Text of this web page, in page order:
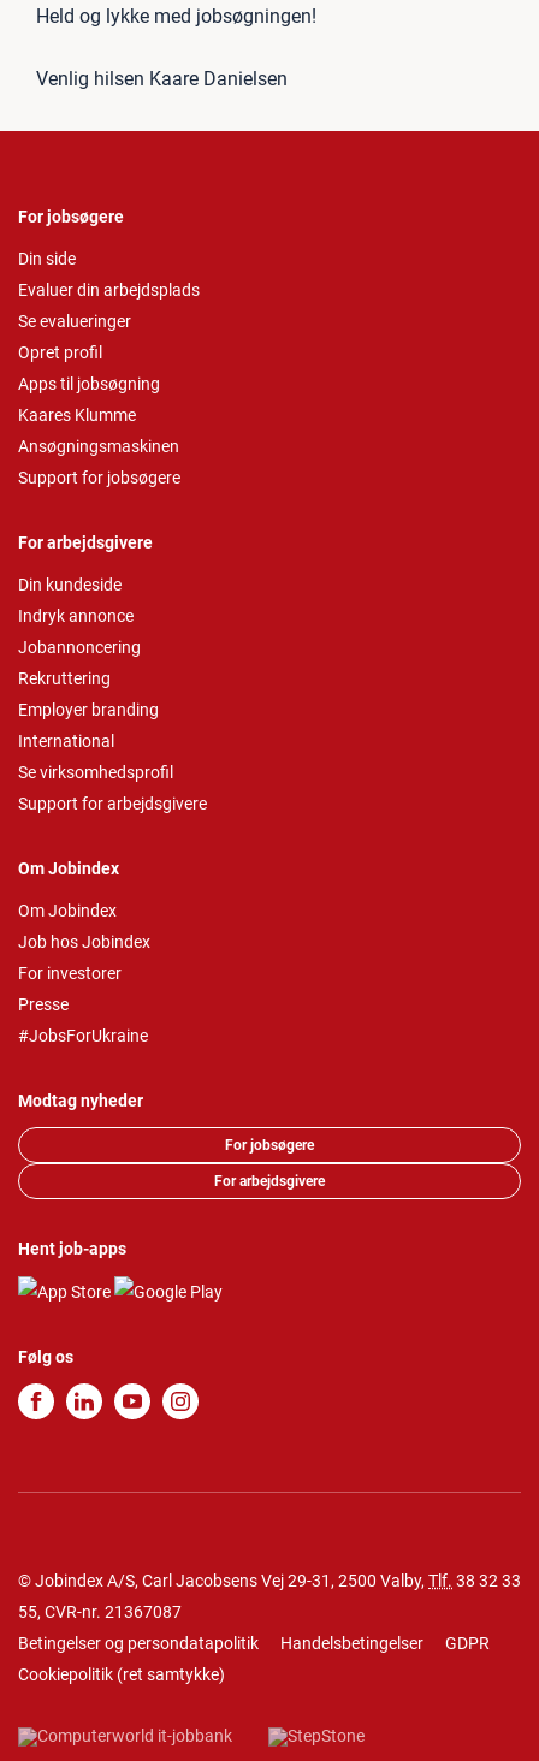
Held og lykke med jobsøgningen!
Venlig hilsen Kaare Danielsen
For jobsøgere
Din side
Evaluer din arbejdsplads
Se evalueringer
Opret profil
Apps til jobsøgning
Kaares Klumme
Ansøgningsmaskinen
Support for jobsøgere
For arbejdsgivere
Din kundeside
Indryk annonce
Jobannoncering
Rekruttering
Employer branding
International
Se virksomhedsprofil
Support for arbejdsgivere
Om Jobindex
Om Jobindex
Job hos Jobindex
For investorer
Presse
#JobsForUkraine
Modtag nyheder
For jobsøgere
For arbejdsgivere
Hent job-apps
Følg os
© Jobindex A/S, Carl Jacobsens Vej 29-31, 2500 Valby, Tlf. 38 32 33
55, CVR-nr. 21367087
Betingelser og persondatapolitik
Handelsbetingelser
GDPR
Cookiepolitik (ret samtykke)